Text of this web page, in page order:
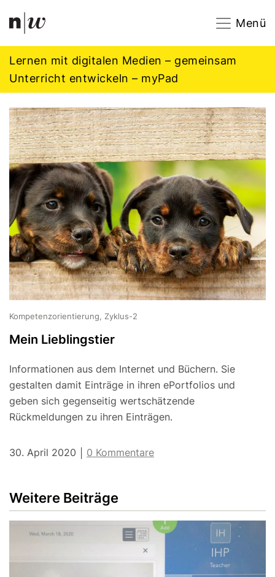
Navigation
Menü
Lernen mit digitalen Medien – gemeinsam
Unterricht entwickeln – myPad
Kompetenzorientierung, Zyklus-2
Mein Lieblingstier
Informationen aus dem Internet und Büchern. Sie
gestalten damit Einträge in ihren ePortfolios und
geben sich gegenseitig wertschätzende
Rückmeldungen zu ihren Einträgen.
30. April 2020 0 Kommentare
Weitere Beiträge
Footer